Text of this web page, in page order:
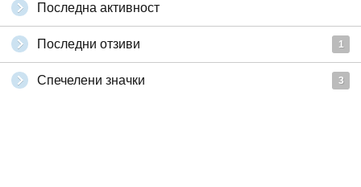
Последна активност
Последни отзиви 1
Спечелени значки 3